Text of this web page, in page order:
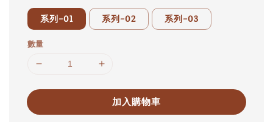
系列-01 系列-02 系列-03
數量
加入購物車